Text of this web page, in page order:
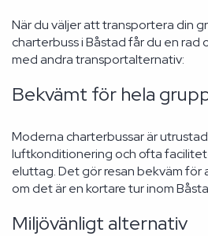
När du väljer att transportera din
charterbuss i Båstad får du en rad
med andra transportalternativ:
Bekvämt för hela
Moderna charterbussar är
luftkonditionering och ofta
eluttag. Det gör resan bekväm
om det är en kortare tur inom
Miljövänligt alternativ